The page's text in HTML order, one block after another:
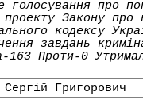
голосування про
Закону про
кодексу
завдань
163 Проти-0
Сергій Григорович